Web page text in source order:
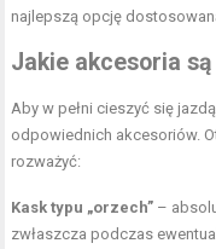
najlepszą opcję
Jakie akcesoria
Aby w pełni cieszyć się
odpowiednich akcesoriów.
rozważyć:
Kask typu „orzech” –
zwłaszcza podczas